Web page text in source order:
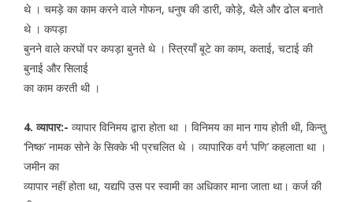
थे । चमड़े का काम करने वाले गोफन, धनुष की डारी, कोड़े, थैले और ढोल बनाते
थे । कपड़ा
बुनने वाले करघों पर कपड़ा बुनते थे । स्त्रियॉं बूटे का काम, कताई, चटाई की
बुनाई और सिलाई
का काम करती थी ।
4. व्यापार:- व्यापार विनिमय द्वारा होता था । विनिमय का मान गाय होती थी, किन्तु
‘निष्क’ नामक सोने के सिक्के भी प्रचलित थे । व्यापारिक वर्ग ‘पणि’ कहलाता था ।
जमीन का
व्यापार नहीं होता था, यद्यपि उस पर स्वामी का अधिकार माना जाता था। कर्ज की